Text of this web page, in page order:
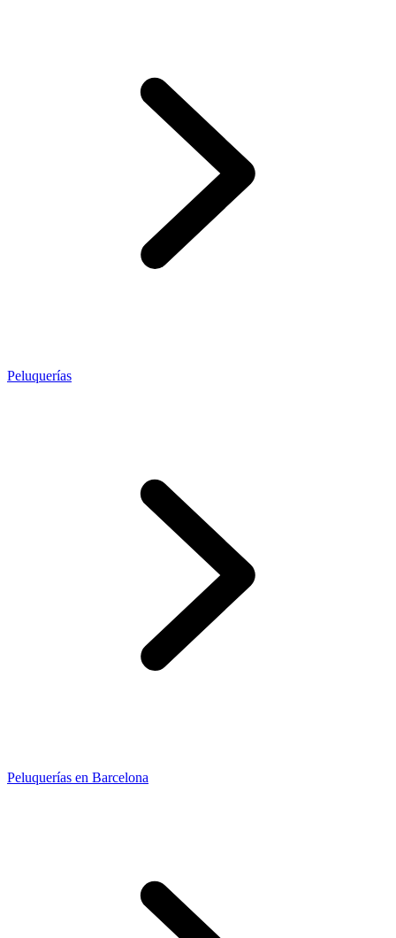
Peluquerías
Peluquerías en Barcelona